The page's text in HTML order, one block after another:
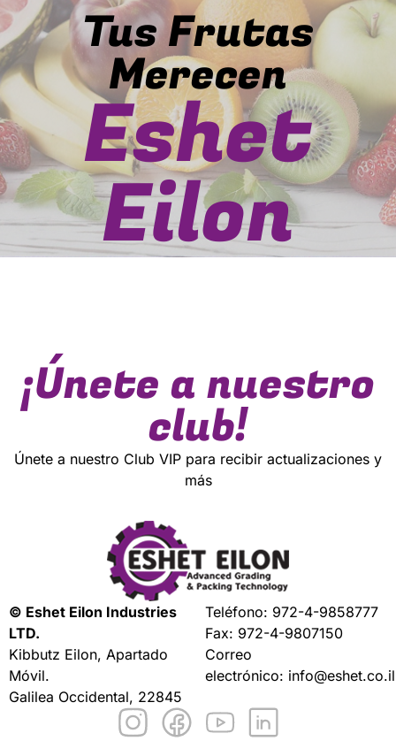
Tus Frutas
Merecen
Eshet
Eilon
¡Únete a nuestro
club!
Únete a nuestro Club VIP para recibir actualizaciones y
más
© Eshet Eilon Industries
LTD.
Kibbutz Eilon, Apartado
Móvil.
Galilea Occidental, 22845
Teléfono: 972-4-9858777
Fax: 972-4-9807150
Correo
electrónico: info@eshet.co.il